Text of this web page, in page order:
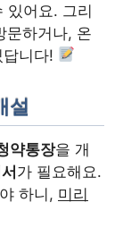
있어요. 그리
문하거나, 온
니다!
설
약통장을 개
가 필요해요.
하니, 미리